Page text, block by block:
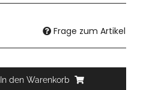
Frage zum Artikel
In den Warenkorb